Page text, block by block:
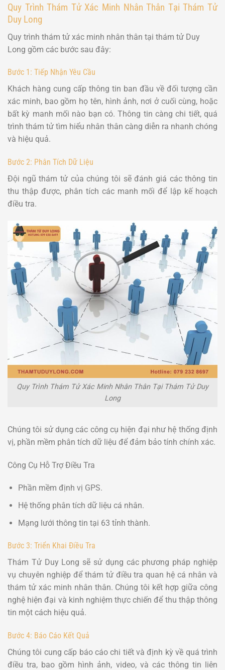
Quy Trình Thám Tử Xác Minh Nhân Thân Tại Thám Tử
Duy Long
Quy trình thám tử xác minh nhân thân tại thám tử Duy
Long gồm các bước sau đây:
Bước 1: Tiếp Nhận Yêu Cầu
Khách hàng cung cấp thông tin ban đầu về đối tượng cần
xác minh, bao gồm họ tên, hình ảnh, nơi ở cuối cùng, hoặc
bất kỳ manh mối nào bạn có. Thông tin càng chi tiết, quá
trình thám tử tìm hiểu nhân thân càng diễn ra nhanh chóng
và hiệu quả.
Bước 2: Phân Tích Dữ Liệu
Đội ngũ thám tử của chúng tôi sẽ đánh giá các thông tin
thu thập được, phân tích các manh mối để lập kế hoạch
điều tra.
Quy Trình Thám Tử Xác Minh Nhân Thân Tại Thám Tử Duy
Long
Chúng tôi sử dụng các công cụ hiện đại như hệ thống định
vị, phần mềm phân tích dữ liệu để đảm bảo tính chính xác.
Công Cụ Hỗ Trợ Điều Tra
Phần mềm định vị GPS.
Hệ thống phân tích dữ liệu cá nhân.
Mạng lưới thông tin tại 63 tỉnh thành.
Bước 3: Triển Khai Điều Tra
Thám Tử Duy Long sẽ sử dụng các phương pháp nghiệp
vụ chuyên nghiệp để thám tử điều tra quan hệ cá nhân và
thám tử xác minh nhân thân. Chúng tôi kết hợp giữa công
nghệ hiện đại và kinh nghiệm thực chiến để thu thập thông
tin một cách hiệu quả.
Bước 4: Báo Cáo Kết Quả
Chúng tôi cung cấp báo cáo chi tiết và định kỳ về quá trình
điều tra, bao gồm hình ảnh, video, và các thông tin liên